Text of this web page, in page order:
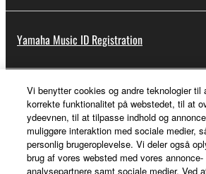
Yamaha Music ID Registration
About Yamaha
Danmark - English
Vi benytter cookies og andre teknologier til
korrekte funktionalitet på webstedet, til at
ydeevnen, til at tilpasse indhold og
muliggøre interaktion med sociale medier,
personlig brugeroplevelse. Vi deler også
brug af vores websted med vores annonce-
analysepartnere samt sociale medier. Ved